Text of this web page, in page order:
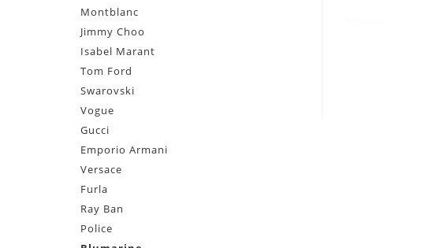
Montblanc
Jimmy Choo
Isabel Marant
Tom Ford
Swarovski
Vogue
Gucci
Emporio Armani
Versace
Furla
Ray Ban
Police